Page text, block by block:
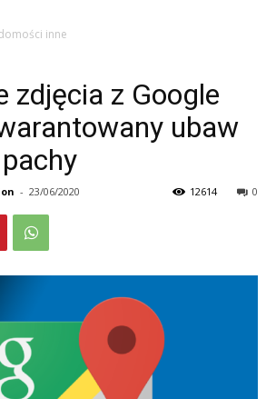
inne
zdjęcia z Google
ubaw
- 23/06/2020 0
12614